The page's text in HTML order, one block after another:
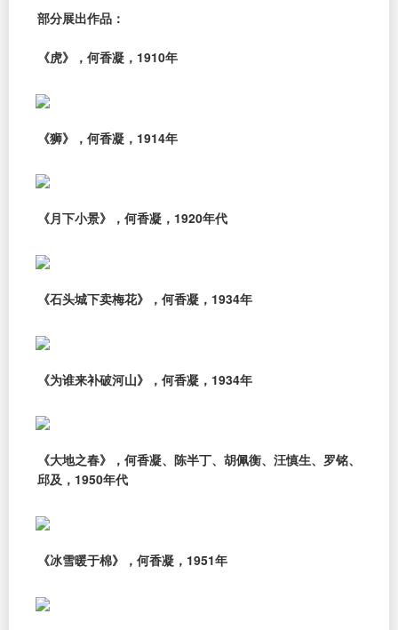
部分展出作品：
《虎》，何香凝，1910年
《狮》，何香凝，1914年
《月下小景》，何香凝，1920年代
《石头城下卖梅花》，何香凝，1934年
《为谁来补破河山》，何香凝，1934年
《大地之春》，何香凝、陈半丁、胡佩衡、汪慎生、罗铭、
邱及，1950年代
《冰雪暖于棉》，何香凝，1951年